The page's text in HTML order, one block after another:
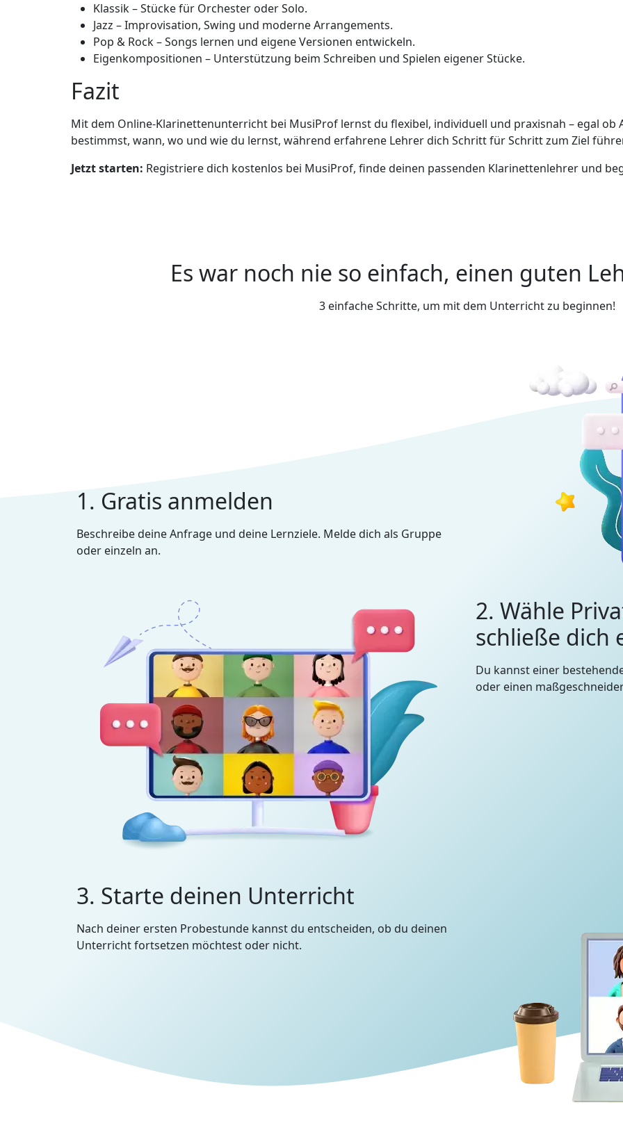
Klassik – Stücke für Orchester oder Solo.
Jazz – Improvisation, Swing und moderne Arrangements.
Pop & Rock – Songs lernen und eigene Versionen entwickeln.
Eigenkompositionen – Unterstützung beim Schreiben und Spielen eigener Stücke.
Fazit
Mit dem Online-Klarinettenunterricht bei MusiProf lernst du flexibel, individuell und praxisnah – egal ob
bestimmst, wann, wo und wie du lernst, während erfahrene Lehrer dich Schritt für Schritt zum Ziel
Jetzt starten: Registriere dich kostenlos bei MusiProf, finde deinen passenden Klarinettenlehrer und
Es war noch nie so einfach, einen guten
3 einfache Schritte, um mit dem Unterricht zu beginnen!
1. Gratis anmelden
Beschreibe deine Anfrage und deine Lernziele. Melde dich als Gruppe
oder einzeln an.
2. Wähle
schließe dich
Du kannst einer
oder einen
3. Starte deinen Unterricht
Nach deiner ersten Probestunde kannst du entscheiden, ob du deinen
Unterricht fortsetzen möchtest oder nicht.